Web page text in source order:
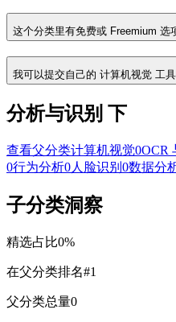
这个分类里有免费或 Freemium 选
我可以提交自己的 计算机视觉 工具
分析与识别 下
查看父分类计算机视觉0OCR
0行为分析0人脸识别 0数据分
子分类洞察
精选占比0%
在父分类排名#1
父分类总量0